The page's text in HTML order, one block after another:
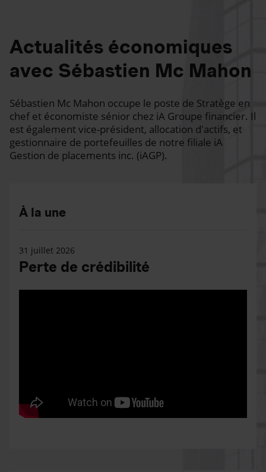
Actualités économiques
avec Sébastien Mc Mahon
Sébastien Mc Mahon occupe le poste de Stratège en
chef et économiste sénior chez iA Groupe financier. Il
est également vice-président, allocation d'actifs, et
gestionnaire de portefeuilles de notre filiale iA
Gestion de placements inc. (iAGP).
À la une
31 juillet 2026
Perte de crédibilité